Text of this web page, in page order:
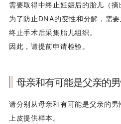
需要取得中终止妊娠后的胎儿（摘
为了防止DNA的变性和分解，需
终止手术后采集胎儿组织。
因此，请提前申请检验。
母亲和有可能是父亲的
请分别从母亲和有可能是父亲的男
上皮提供样本。